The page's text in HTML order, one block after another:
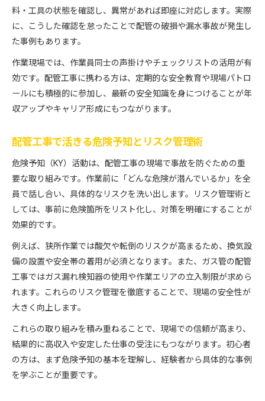
料・工具の状態を確認し、異常があれば即座に対応します。実際
に、こうした確認を怠ったことで配管の破損や漏水事故が発生し
た事例もあります。
作業現場では、作業員同士の声掛けやチェックリストの活用が有
効です。配管工事に携わる方は、定期的な安全教育や現場パトロ
ールにも積極的に参加し、最新の安全知識を身につけることが年
収アップやキャリア形成にもつながります。
配管工事で活きる危険予知とリスク管理術
危険予知（KY）活動は、配管工事の現場で事故を防ぐための重
要な取り組みです。作業前に「どんな危険が潜んでいるか」を全
員で話し合い、具体的なリスクを洗い出します。リスク管理術と
しては、事前に危険箇所をリスト化し、対策を明確にすることが
効果的です。
例えば、狭所作業では酸欠や転倒のリスクが高まるため、換気設
備の設置や安全帯の着用が必須となります。また、ガス管の配管
工事ではガス漏れ検知器の使用や作業エリアの立入制限が求めら
れます。これらのリスク管理を徹底することで、現場の安全性が
大きく向上します。
これらの取り組みを積み重ねることで、現場での信頼が高まり、
結果的に高収入や安定した仕事の受注にもつながります。初心者
の方は、まず危険予知の基本を理解し、経験者から具体的な事例
を学ぶことが重要です。